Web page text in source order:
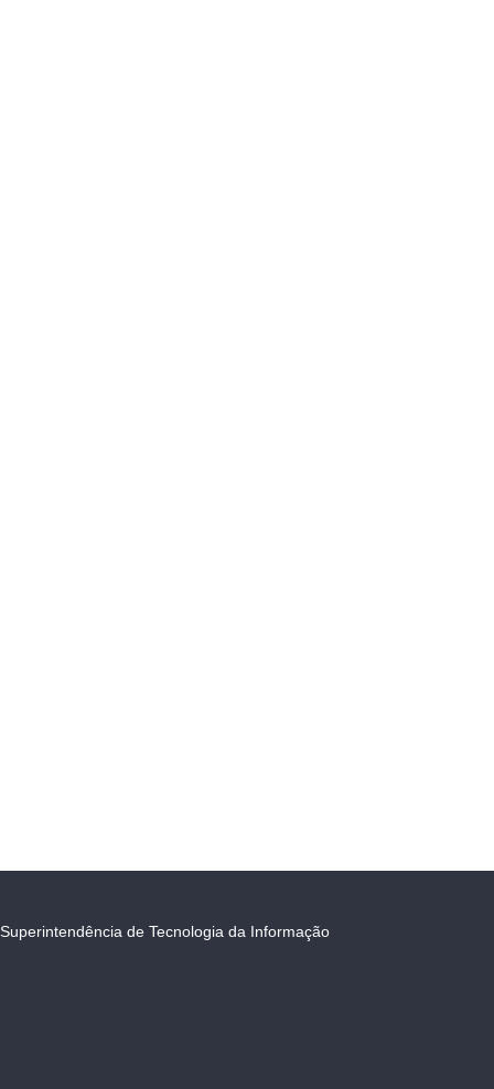
Superintendência de Tecnologia da Informação